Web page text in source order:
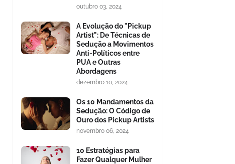
outubro 03, 2024
A Evolução do "Pickup
Artist": De Técnicas de
Sedução a Movimentos
Anti-Políticos entre
PUA e Outras
Abordagens
dezembro 10, 2024
Os 10 Mandamentos da
Sedução: O Código de
Ouro dos Pickup Artists
novembro 06, 2024
10 Estratégias para
Fazer Qualquer Mulher